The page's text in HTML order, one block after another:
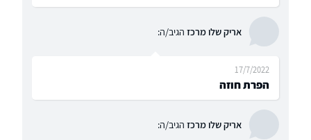
אריק שלו מרכז הגיב/ה:
הפרת חוזה
17/7/2022
אריק שלו מרכז הגיב/ה: